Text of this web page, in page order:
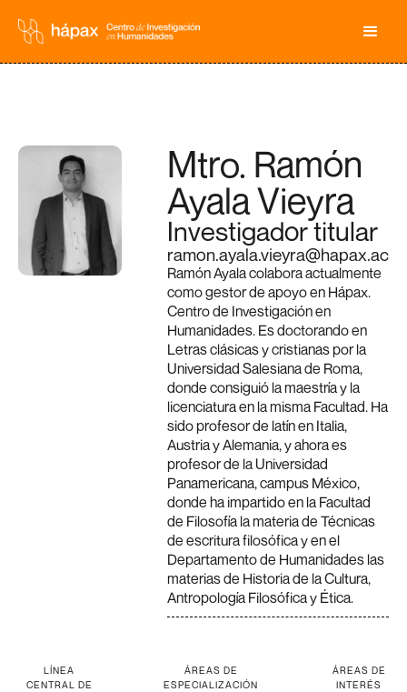
Mtro. Ramón
Ayala Vieyra
Investigador titular
ramon.ayala.vieyra@hapax.ac
Ramón Ayala colabora actualmente
como gestor de apoyo en Hápax.
Centro de Investigación en
Humanidades. Es doctorando en
Letras clásicas y cristianas por la
Universidad Salesiana de Roma,
donde consiguió la maestría y la
licenciatura en la misma Facultad. Ha
sido profesor de latín en Italia,
Austria y Alemania, y ahora es
profesor de la Universidad
Panamericana, campus México,
donde ha impartido en la Facultad
de Filosofía la materia de Técnicas
de escritura filosófica y en el
Departamento de Humanidades las
materias de Historia de la Cultura,
Antropología Filosófica y Ética.
LÍNEA
CENTRAL DE
ÁREAS DE
ESPECIALIZACIÓN
ÁREAS DE
INTERÉS